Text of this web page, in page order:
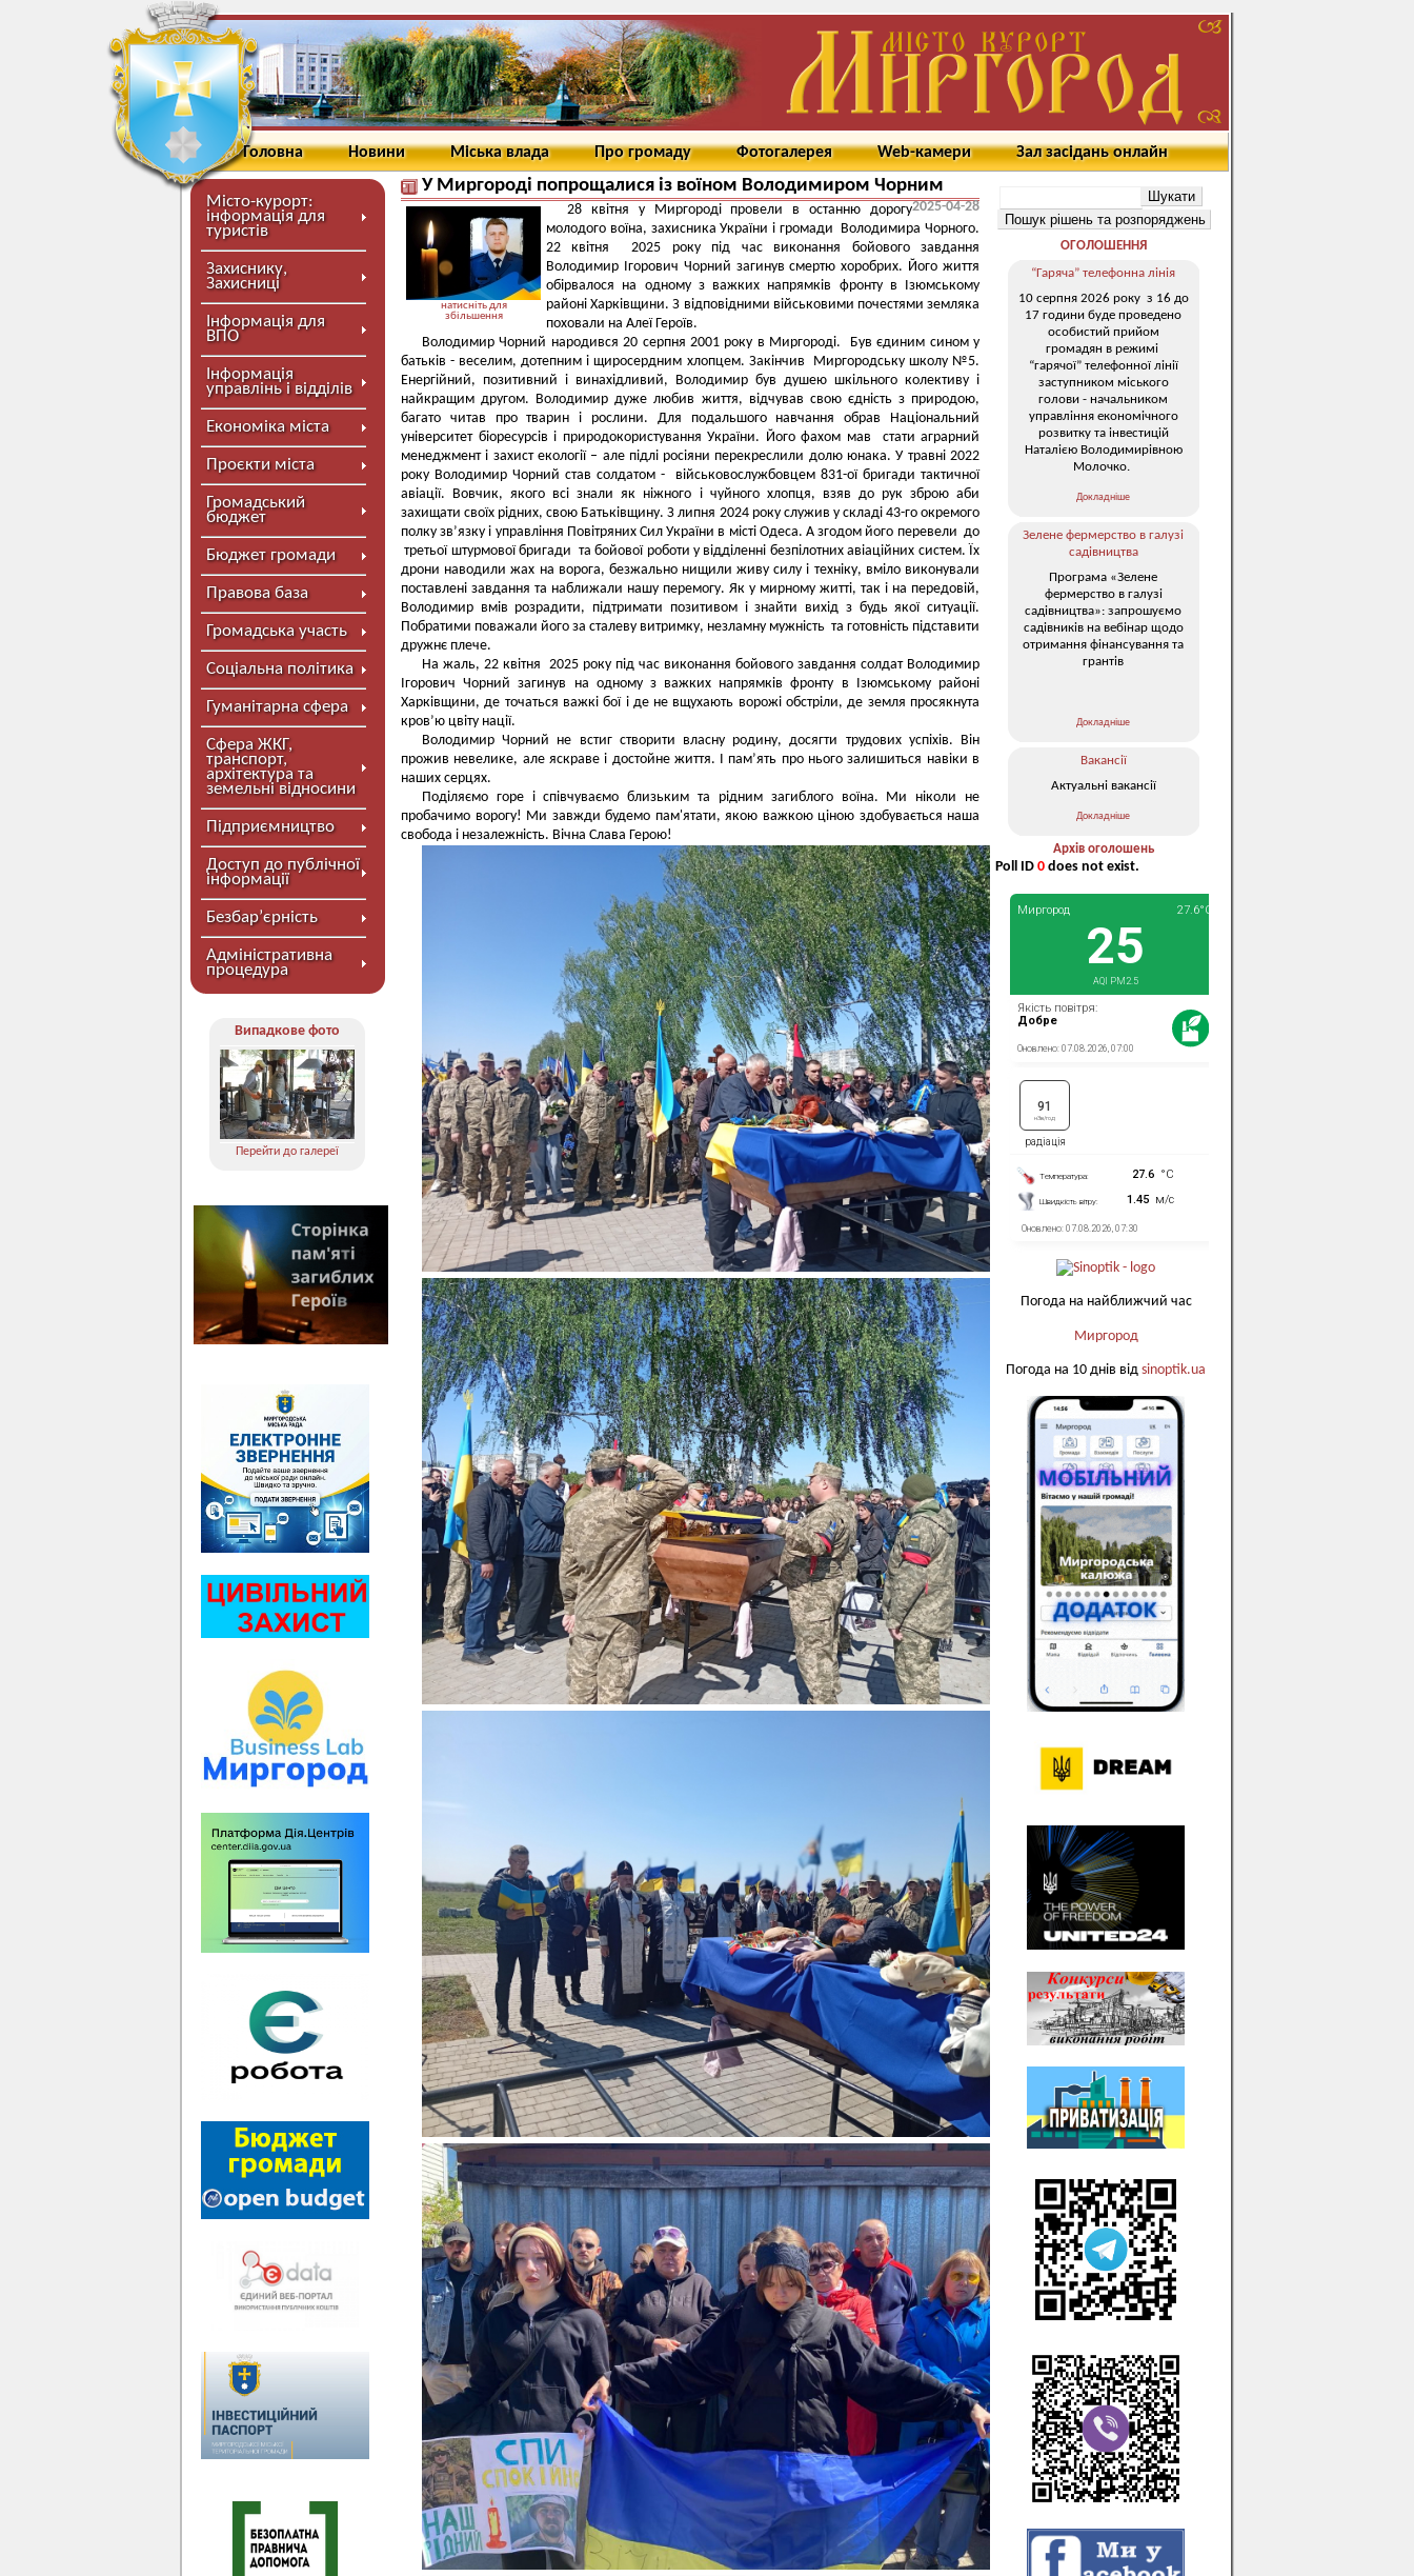
Головна Новини Міська влада Про громаду Фотогалерея Web-камери Зал засідань онлайн
Місто-курорт:
інформація для
туристів
Захиснику,
Захисниці
Інформація для
ВПО
Інформація
управлінь і відділів
Економіка міста
Проєкти міста
Громадський
бюджет
Бюджет громади
Правова база
Громадська участь
Соціальна політика
Гуманітарна сфера
Сфера ЖКГ,
транспорт,
архітектура та
земельні відносини
Підприємництво
Доступ до публічної
інформації
Безбар’єрність
Адміністративна
процедура
Випадкове фото
Перейти до галереї
У Миргороді попрощалися із воїном Володимиром Чорним
2025-04-28
натисніть для
збільшення
28 квітня у Миргороді провели в останню дорогу
молодого воїна, захисника України і громади Володимира Чорного.
22 квітня 2025 року під час виконання бойового завдання
Володимир Ігорович Чорний загинув смертю хоробрих. Його життя
обірвалося на одному з важких напрямків фронту в Ізюмському
районі Харківщини. З відповідними військовими почестями земляка
поховали на Алеї Героїв.
Володимир Чорний народився 20 серпня 2001 року в Миргороді. Був єдиним сином у
батьків - веселим, дотепним і щиросердним хлопцем. Закінчив Миргородську школу №5.
Енергійний, позитивний і винахідливий, Володимир був душею шкільного колективу і
найкращим другом. Володимир дуже любив життя, відчував свою єдність з природою,
багато читав про тварин і рослини. Для подальшого навчання обрав Національний
університет біоресурсів і природокористування України. Його фахом мав стати аграрний
менеджмент і захист екології – але підлі росіяни перекреслили долю юнака. У травні 2022
року Володимир Чорний став солдатом - військовослужбовцем 831-ої бригади тактичної
авіації. Вовчик, якого всі знали як ніжного і чуйного хлопця, взяв до рук зброю аби
захищати своїх рідних, свою Батьківщину. З липня 2024 року служив у складі 43-го окремого
полку зв’язку і управління Повітряних Сил України в місті Одеса. А згодом його перевели до
третьої штурмової бригади та бойової роботи у відділенні безпілотних авіаційних систем. Їх
дрони наводили жах на ворога, безжально нищили живу силу і техніку, вміло виконували
поставлені завдання та наближали нашу перемогу. Як у мирному житті, так і на передовій,
Володимир вмів розрадити, підтримати позитивом і знайти вихід з будь якої ситуації.
Побратими поважали його за сталеву витримку, незламну мужність та готовність підставити
дружнє плече.
На жаль, 22 квітня 2025 року під час виконання бойового завдання солдат Володимир
Ігорович Чорний загинув на одному з важких напрямків фронту в Ізюмському районі
Харківщини, де точаться важкі бої і де не вщухають ворожі обстріли, де земля просякнута
кров’ю цвіту нації.
Володимир Чорний не встиг створити власну родину, досягти трудових успіхів. Він
прожив невелике, але яскраве і достойне життя. І пам’ять про нього залишиться навіки в
наших серцях.
Поділяємо горе і співчуваємо близьким та рідним загиблого воїна. Ми ніколи не
пробачимо ворогу! Ми завжди будемо пам'ятати, якою важкою ціною здобувається наша
свобода і незалежність. Вічна Слава Герою!
ОГОЛОШЕННЯ
“Гаряча” телефонна лінія
10 серпня 2026 року з 16 до
17 години буде проведено
особистий прийом
громадян в режимі
“гарячої” телефонної лінії
заступником міського
голови - начальником
управління економічного
розвитку та інвестицій
Наталією Володимирівною
Молочко.
Докладніше
Зелене фермерство в галузі
садівництва
Програма «Зелене
фермерство в галузі
садівництва»: запрошуємо
садівників на вебінар щодо
отримання фінансування та
грантів
Докладніше
Вакансії
Актуальні вакансії
Докладніше
Архів оголошень
Poll ID 0 does not exist.
Погода на найближчий час
Миргород
Погода на 10 днів від sinoptik.ua